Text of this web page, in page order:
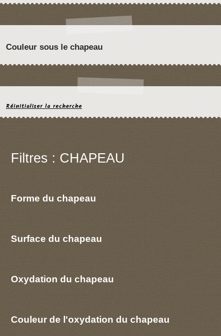
Couleur sous le chapeau
Réinitialiser la recherche
Filtres : CHAPEAU
Forme du chapeau
Surface du chapeau
Oxydation du chapeau
Couleur de l'oxydation du chapeau